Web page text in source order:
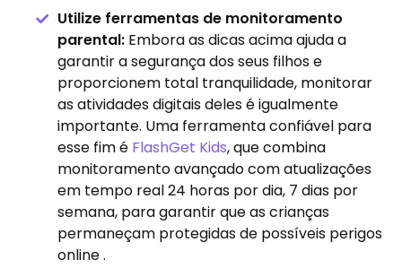
Utilize ferramentas de monitoramento
parental: Embora as dicas acima ajuda a
garantir a segurança dos seus filhos e
proporcionem total tranquilidade, monitorar
as atividades digitais deles é igualmente
importante. Uma ferramenta confiável para
esse fim é FlashGet Kids, que combina
monitoramento avançado com atualizações
em tempo real 24 horas por dia, 7 dias por
semana, para garantir que as crianças
permaneçam protegidas de possíveis perigos
online .